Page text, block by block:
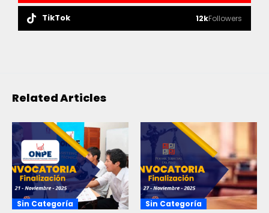
TikTok 12kFollowers
Related Articles
Sin Categoría Sin Categoría